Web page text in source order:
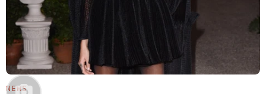
NEWS